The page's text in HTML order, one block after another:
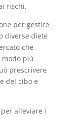
rischi.
per gestire
diverse diete
che
modo più
prescrivere
del cibo e
alleviare i